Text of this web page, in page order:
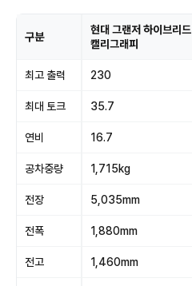
구분
현대 그랜저 하이브리드
캘리그래피
최고 출력 230
최대 토크 35.7
연비 16.7
공차중량 1,715kg
전장 5,035mm
전폭 1,880mm
전고 1,460mm